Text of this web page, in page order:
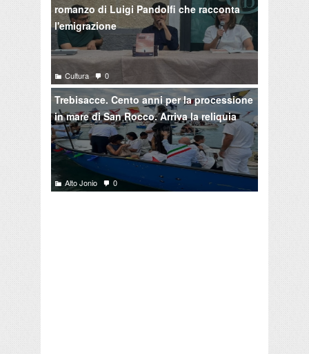
romanzo di Luigi Pandolfi che racconta
l'emigrazione
Cultura 0
Trebisacce. Cento anni per la processione
in mare di San Rocco. Arriva la reliquia
Alto Jonio 0